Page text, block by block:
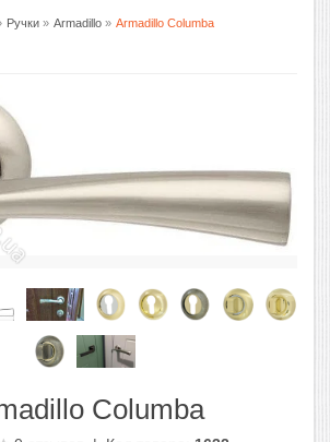
Ручки » Armadillo » Armadillo Columba
Columba